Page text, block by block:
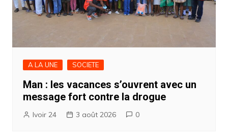
A LA UNE SOCIETE
Man : les vacances s’ouvrent avec un
message fort contre la drogue
Ivoir 24 3 août 2026 0